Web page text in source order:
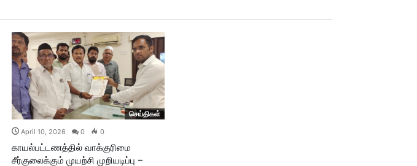
செய்திகள்
April 10, 2026 0 0
காயல்பட்டணத்தில் வாக்குரிமை
சீர்குலைக்கும் முயற்சி முறியடிப்பு –